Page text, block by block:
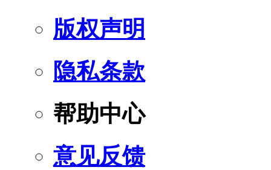
版权声明
隐私条款
帮助中心
意见反馈